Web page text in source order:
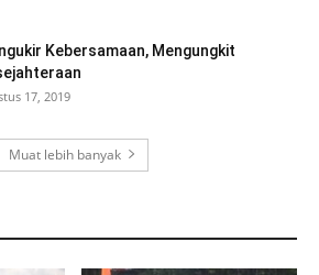
Kebersamaan, Mengungkit
17, 2019
Muat lebih banyak